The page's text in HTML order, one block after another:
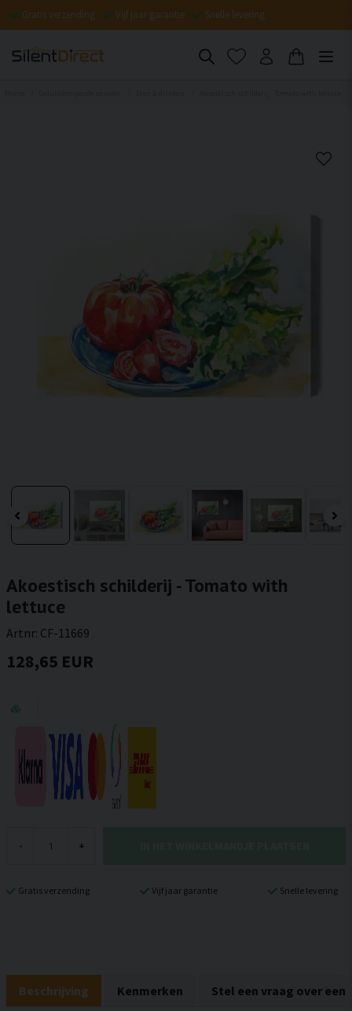
Gratis verzending Vijf jaar garantie Snelle levering
Akoestisch schilderij - Tomato with
lettuce
Artnr: CF-11669
128,65 EUR
- +
Gratis verzending Vijf jaar garantie Snelle levering
Beschrijving Kenmerken Stel een vraag over een